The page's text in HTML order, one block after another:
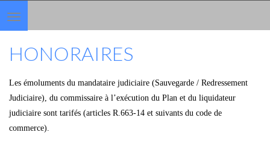
Toggle
navigation
HONORAIRES
Les émoluments du mandataire judiciaire (Sauvegarde / Redressement
Judiciaire), du commissaire à l’exécution du Plan et du liquidateur
judiciaire sont tarifés (articles R.663-14 et suivants du code de
commerce).